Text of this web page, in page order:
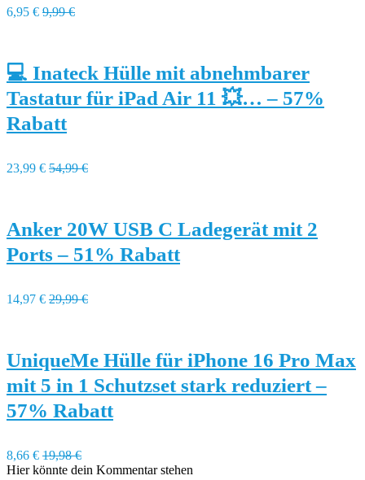
6,95 € 9,99 €
💻 Inateck Hülle mit abnehmbarer
Tastatur für iPad Air 11 💥… – 57%
Rabatt
23,99 € 54,99 €
Anker 20W USB C Ladegerät mit 2
Ports – 51% Rabatt
14,97 € 29,99 €
UniqueMe Hülle für iPhone 16 Pro Max
mit 5 in 1 Schutzset stark reduziert –
57% Rabatt
8,66 € 19,98 €
Hier könnte dein Kommentar stehen